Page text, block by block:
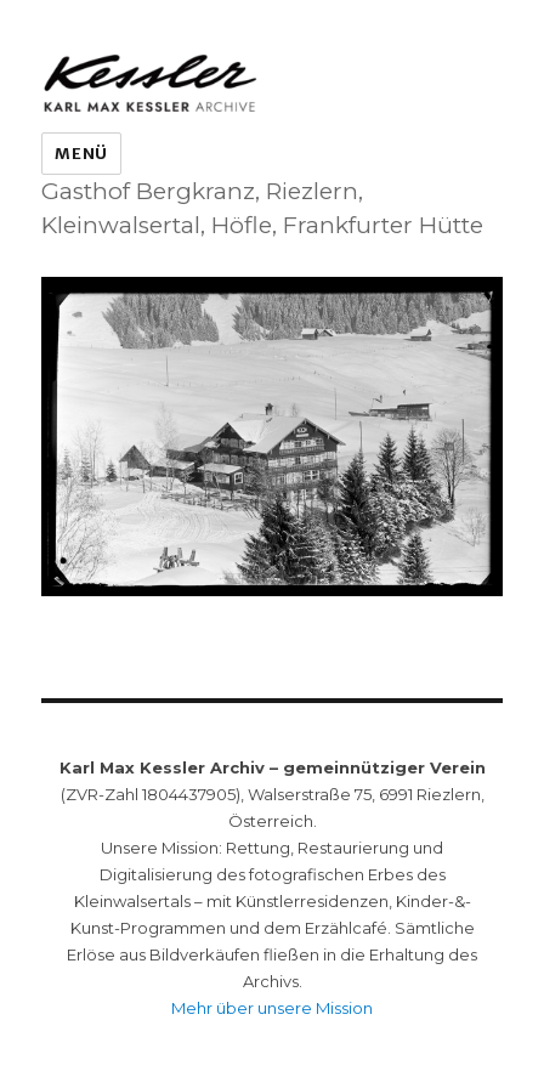
KARL MAX KESSLER ARCHIVE
MENÜ
Gasthof Bergkranz, Riezlern,
Kleinwalsertal, Höfle, Frankfurter Hütte
Karl Max Kessler Archiv – gemeinnütziger Verein
(ZVR-Zahl 1804437905), Walserstraße 75, 6991 Riezlern,
Österreich.
Unsere Mission: Rettung, Restaurierung und
Digitalisierung des fotografischen Erbes des
Kleinwalsertals – mit Künstlerresidenzen, Kinder-&-
Kunst-Programmen und dem Erzählcafé. Sämtliche
Erlöse aus Bildverkäufen fließen in die Erhaltung des
Archivs.
Mehr über unsere Mission